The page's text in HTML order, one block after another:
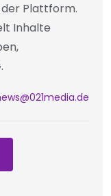
Plattform.
Inhalte